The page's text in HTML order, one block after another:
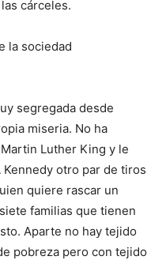
cárceles.
la sociedad
segregada desde
miseria. No ha
Luther King y le
otro par de tiros
quiere rascar un
familias que tienen
Aparte no hay tejido
pobreza pero con tejido